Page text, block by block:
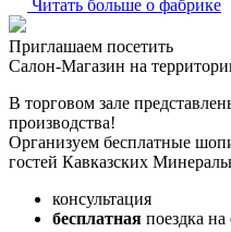
Читать больше о фабрике
Приглашаем посетить
Салон-Магазин на
В торговом зале
производства!
Организуем бесплатные
гостей Кавказских
консультация
бесплатная поездка